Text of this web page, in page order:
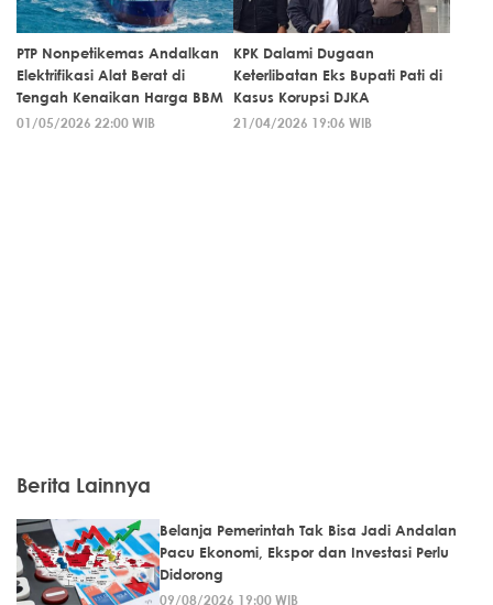
PTP Nonpetikemas Andalkan
Elektrifikasi Alat Berat di
Tengah Kenaikan Harga BBM
01/05/2026 22:00 WIB
KPK Dalami Dugaan
Keterlibatan Eks Bupati Pati di
Kasus Korupsi DJKA
21/04/2026 19:06 WIB
Berita Lainnya
Belanja Pemerintah Tak Bisa Jadi Andalan
Pacu Ekonomi, Ekspor dan Investasi Perlu
Didorong
09/08/2026 19:00 WIB